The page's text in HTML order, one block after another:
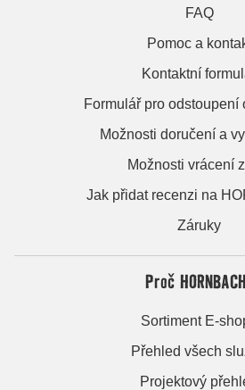
FAQ
Pomoc a
Kontaktní
Formulář pro odstoupení
Možnosti doručení a
Možnosti vrácení
Jak přidat recenzi na
Záruky
Proč
Sortiment E-
Přehled všech
Projektový